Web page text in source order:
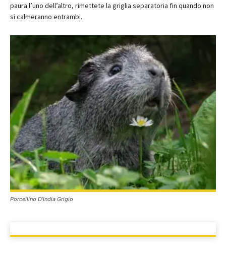
paura l’uno dell’altro, rimettete la griglia separatoria fin quando non
si calmeranno entrambi.
Porcellino D’India Grigio